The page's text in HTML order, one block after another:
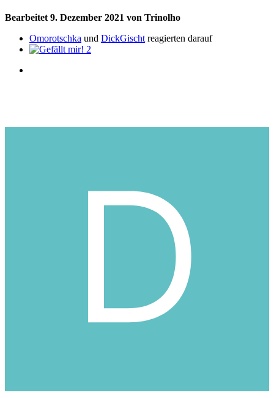
Bearbeitet 9. Dezember 2021 von Trinolho
Omorotschka und DickGischt reagierten darauf
2